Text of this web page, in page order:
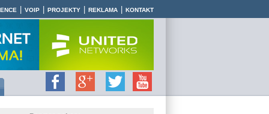
VOIP PROJEKTY REKLAMA KONTAKT